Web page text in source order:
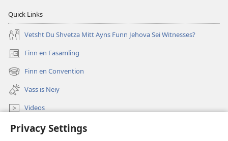
Privacy Settings
Quick Links
Vetsht Du Shvetza Mitt Ayns Funn Jehova Sei Witnesses?
Finn en Fasamling
(opens
new
window)
Finn en Convention
(opens
new
window)
Vass is Neiy
Videos
Sucha